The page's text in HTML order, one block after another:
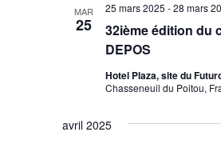
MAR
25
32ième édition du
DEPOS
25 mars 2025 -28 mars
Hotel Plaza, site du
Chasseneuil du Poitou,
avril 2025